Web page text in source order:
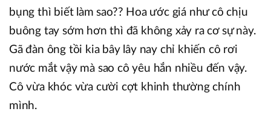
bụng thì biết làm sao?? Hoa ước giá như cô chịu
buông tay sớm hơn thì đã không xảy ra cơ sự này.
Gã đàn ông tồi kia bây lây nay chỉ khiến cô rơi
nước mắt vậy mà sao cô yêu hắn nhiều đến vậy.
Cô vừa khóc vừa cười cợt khinh thường chính
mình.